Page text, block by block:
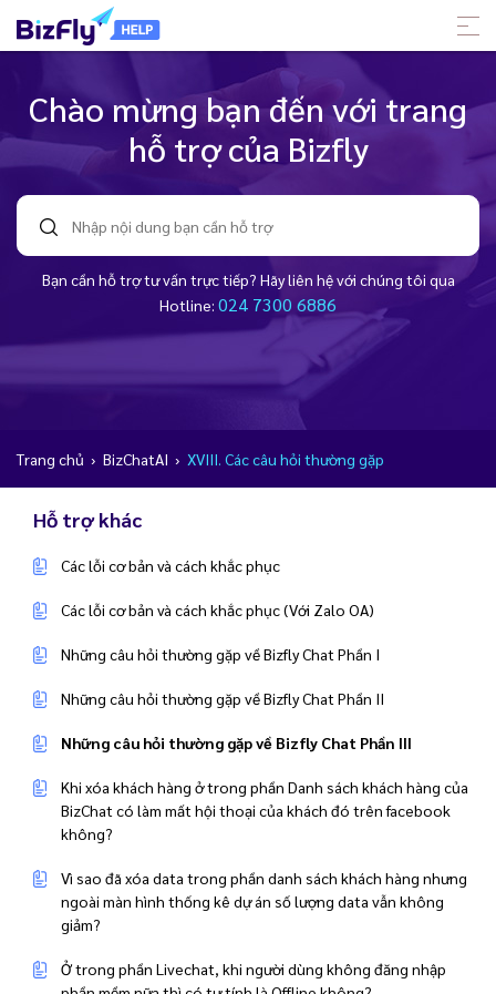
Chào mừng bạn đến với trang
hỗ trợ của Bizfly
Bạn cần hỗ trợ tư vấn trực tiếp? Hãy liên hệ với chúng tôi qua
Hotline: 024 7300 6886
Trang chủ › BizChatAI › XVIII. Các câu hỏi thường gặp
Hỗ trợ khác
Các lỗi cơ bản và cách khắc phục
Các lỗi cơ bản và cách khắc phục (Với Zalo OA)
Những câu hỏi thường gặp về Bizfly Chat Phần I
Những câu hỏi thường gặp về Bizfly Chat Phần II
Những câu hỏi thường gặp về Bizfly Chat Phần III
Khi xóa khách hàng ở trong phần Danh sách khách hàng của
BizChat có làm mất hội thoại của khách đó trên facebook
không?
Vì sao đã xóa data trong phần danh sách khách hàng nhưng
ngoài màn hình thống kê dự án số lượng data vẫn không
giảm?
Ở trong phần Livechat, khi người dùng không đăng nhập